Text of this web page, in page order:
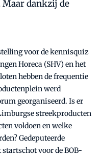
Maar dankzij de
voor de kennisquiz
Horeca (SHV) en het
hebben de frequentie
werd
georganiseerd. Is er
streekproducten
voldoen en welke
Gedeputeerde
startschot voor de BOB-